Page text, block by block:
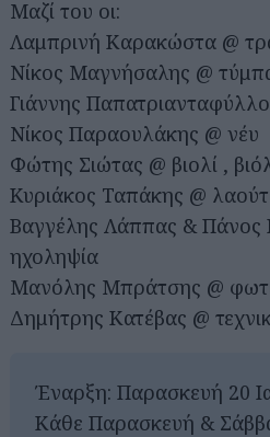
Μαζί του οι:
Λαμπρινή Καρακώστα @
Νίκος Μαγνήσαλης @
Γιάννης
Νίκος Παραουλάκης @ νέυ
Φώτης Σιώτας @ βιολί ,
Κυριάκος Ταπάκης @
Βαγγέλης Λάππας & Πάνος
ηχοληψία
Μανόλης Μπράτσης @
Δημήτρης Κατέβας @
Έναρξη: Παρασκευή 20
Κάθε Παρασκευή &